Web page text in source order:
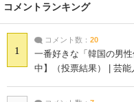
コメントランキング
1
コメント数： 20
一番好きな「韓国の男
中】（投票結果） | 芸